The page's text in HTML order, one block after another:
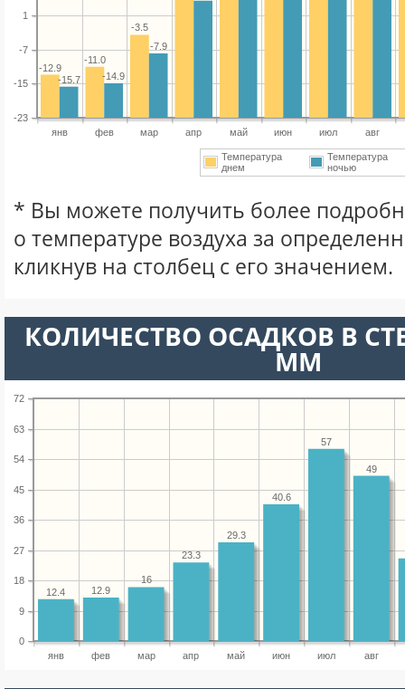
янв фев мар апр май июн июл авг
-23
-15
-7
1
-3.5
-11.0
-12.9
-7.9
-14.9
-15.7
Температура
днем
Температура
ночью
* Вы можете получить более
о температуре воздуха за
кликнув на столбец с его значением.
КОЛИЧЕСТВО ОСАДКОВ В
ММ
янв фев мар апр май июн июл авг
0
9
18
27
36
45
54
63
72
49
57
40.6
29.3
23.3
16
12.9
12.4